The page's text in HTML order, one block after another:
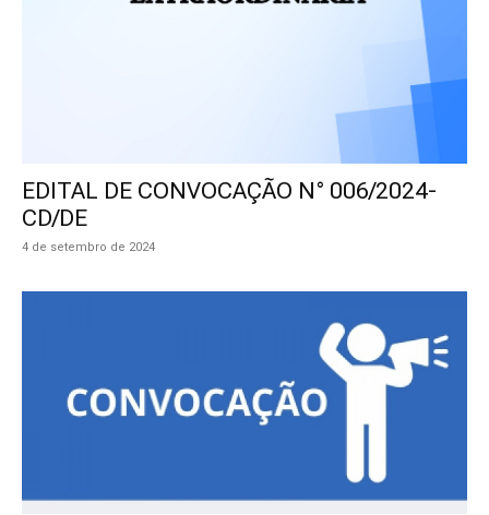
EDITAL DE CONVOCAÇÃO N° 006/2024-
CD/DE
4 de setembro de 2024